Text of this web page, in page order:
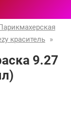
краситель »
9.27